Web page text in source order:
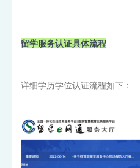
留学服务认证具体流程
详细学历学位认证流程如下：